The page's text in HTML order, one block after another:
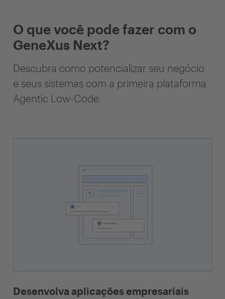
O que você pode fazer com o
GeneXus Next?
Descubra como potencializar seu negócio
e seus sistemas com a primeira plataforma
Agentic Low-Code.
Desenvolva aplicações empresariais